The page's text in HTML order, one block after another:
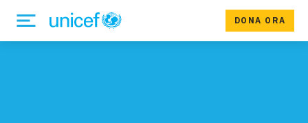
DONA ORA